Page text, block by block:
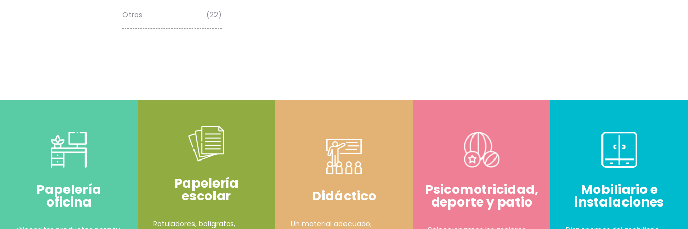
Otros (22)
Papelería
oficina
Papelería
escolar
Rotuladores, bolígrafos,
Didáctico
Un material adecuado,
Psicomotricidad,
deporte y patio
Mobiliario e
instalaciones